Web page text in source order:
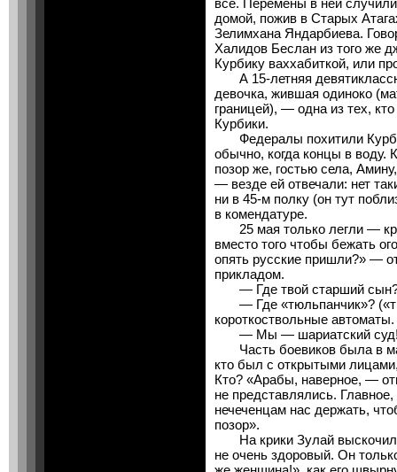
все. Перемены в ней
домой, пожив в Старых
Зелимхана Яндарбиева.
Халидов Беслан из того же
Курбику ваххабиткой, или
А 15-летняя
девочка, жившая одиноко
границей), — одна из тех,
Курбики.
Федералы похитили
обычно, когда концы в воду.
позор же, гостью села,
— везде ей отвечали: нет
ни в 45-м полку (он тут
в комендатуре.
25 мая только легли —
вместо того чтобы бежать
опять русские пришли?» —
прикладом.
— Где твой старший
— Где «тюльпанчик»?
короткоствольные
— Мы — шариатский суд!
Часть боевиков была в
кто был с открытыми
Кто? «Арабы, наверное, —
не представлялись.
нечеченцам нас держать,
позор».
На крики Зулай выскочил
не очень здоровый. Он